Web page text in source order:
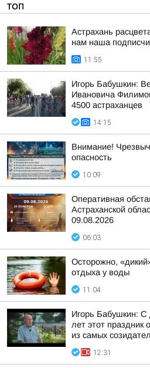
ТОП
Астрахань
нам наша
11:55
Игорь Бабушкин:
Ивановича
4500 астраханцев
14:15
Внимание!
опасность
10:09
Оперативная
Астраханской
09.08.2026
06:03
Осторожно,
отдыха у воды
11:04
Игорь Бабушкин:
лет этот
из самых
12:31